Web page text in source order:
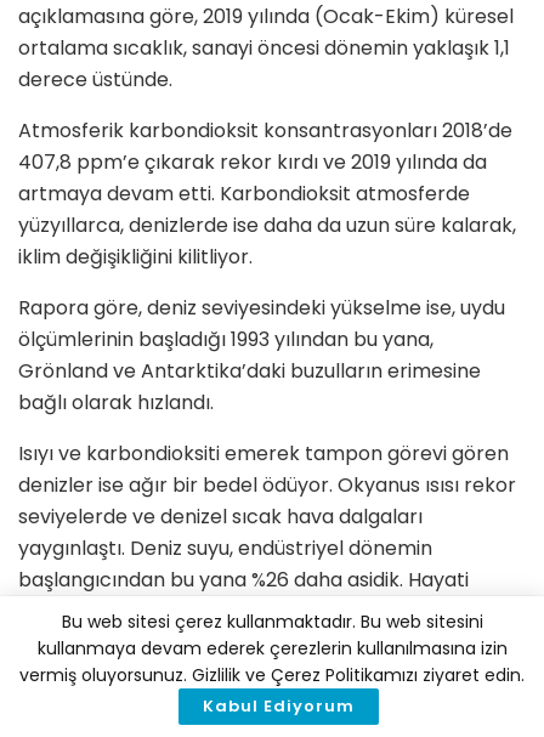
açıklamasına göre, 2019 yılında (Ocak-Ekim) küresel
ortalama sıcaklık, sanayi öncesi dönemin yaklaşık 1,1
derece üstünde.
Atmosferik karbondioksit konsantrasyonları 2018’de
407,8 ppm’e çıkarak rekor kırdı ve 2019 yılında da
artmaya devam etti. Karbondioksit atmosferde
yüzyıllarca, denizlerde ise daha da uzun süre kalarak,
iklim değişikliğini kilitliyor.
Rapora göre, deniz seviyesindeki yükselme ise, uydu
ölçümlerinin başladığı 1993 yılından bu yana,
Grönland ve Antarktika’daki buzulların erimesine
bağlı olarak hızlandı.
Isıyı ve karbondioksiti emerek tampon görevi gören
denizler ise ağır bir bedel ödüyor. Okyanus ısısı rekor
seviyelerde ve denizel sıcak hava dalgaları
yaygınlaştı. Deniz suyu, endüstriyel dönemin
başlangıcından bu yana %26 daha asidik. Hayati
öneme sahip deniz ekosistemleri ise bozuluyor.
Eylül 2019’da Kuzey Kutup Denizi buz örtüsündeki
erime uyduyla ölçülen ikinci en yüksek erime oldu.
Erime Ekim ayında da devam etti. 2019 yılının bazı
Bu web sitesi çerez kullanmaktadır. Bu web sitesini
kullanmaya devam ederek çerezlerin kullanılmasına izin
vermiş oluyorsunuz. Gizlilik ve Çerez Politikamızı ziyaret edin.
Kabul Ediyorum